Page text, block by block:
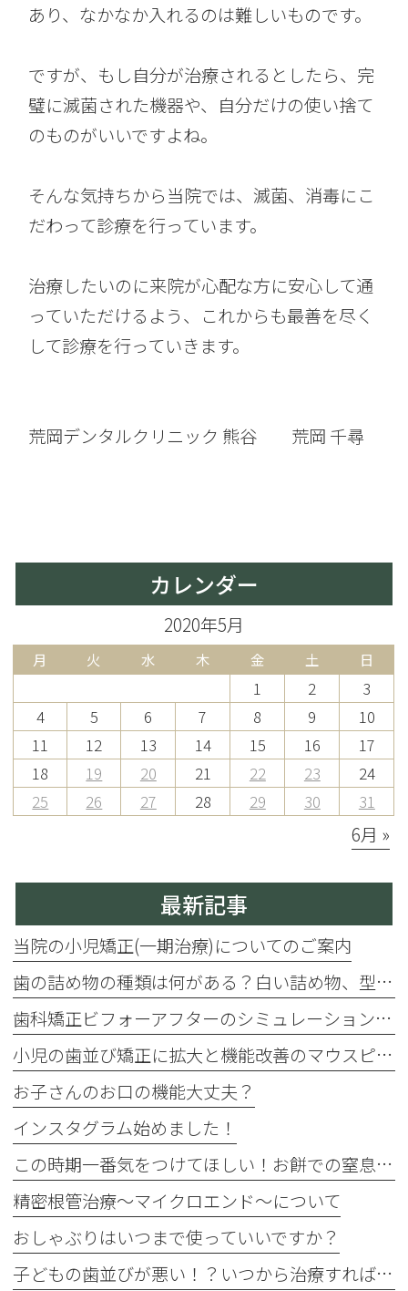
あり、なかなか入れるのは難しいものです。
ですが、もし自分が治療されるとしたら、完
璧に滅菌された機器や、自分だけの使い捨て
のものがいいですよね。
そんな気持ちから当院では、滅菌、消毒にこ
だわって診療を行っています。
治療したいのに来院が心配な方に安心して通
っていただけるよう、これからも最善を尽く
して診療を行っていきます。
荒岡デンタルクリニック 熊谷 荒岡 千尋
カレンダー
2020年5月
月 火 水 木 金 土 日
1 2
3
4
5 6 7 8 9
10
11
12 13 14 15 16
17
18
19 20 21 22 23
24
25
26 27 28 29 30 31
6月 »
最新記事
当院の小児矯正(一期治療)についてのご案内
歯の詰め物の種類は何がある？白い詰め物、型取りがデジタルになりました！じゃあ保険と自費診療の違いは？
歯科矯正ビフォーアフターのシミュレーションができます
小児の歯並び矯正に拡大と機能改善のマウスピース・プレオルソ
お子さんのお口の機能大丈夫？
インスタグラム始めました！
この時期一番気をつけてほしい！お餅での窒息事故
精密根管治療〜マイクロエンド〜について
おしゃぶりはいつまで使っていいですか？
子どもの歯並びが悪い！？いつから治療すればいいの？